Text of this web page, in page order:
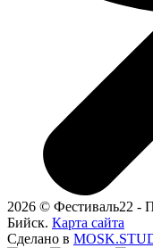
2026 © Фестиваль22 -
Бийск. Карта сайта
Сделано в